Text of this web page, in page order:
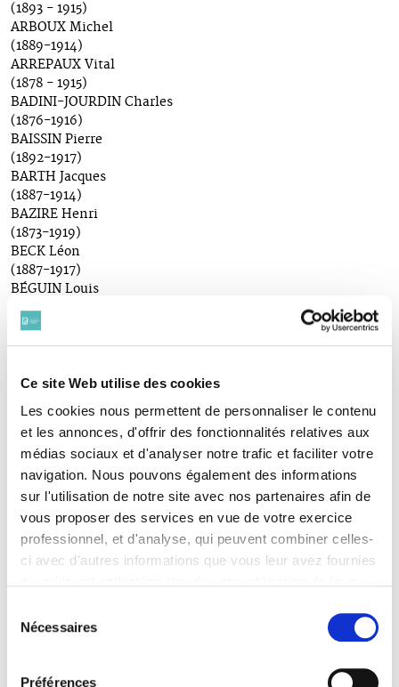
Ce site Web utilise des cookies
Les cookies nous permettent de personnaliser le contenu
et les annonces, d'offrir des fonctionnalités relatives aux
médias sociaux et d'analyser notre trafic et faciliter votre
navigation. Nous pouvons également des informations
sur l'utilisation de notre site avec nos partenaires afin de
vous proposer des services en vue de votre exercice
professionnel, et d'analyse, qui peuvent combiner celles-
ci avec d'autres informations que vous leur avez fournies
continuez à utiliser notre site Web.
Pour en savoir plus sur notre politique de traitement,
Nécessaires
Préférences
(1893 - 1915)
ARBOUX Michel
(1889-1914)
ARREPAUX Vital
(1878 - 1915)
BADINI-JOURDIN Charles
(1876-1916)
BAISSIN Pierre
(1892-1917)
BARTH Jacques
(1887-1914)
BAZIRE Henri
(1873-1919)
BECK Léon
(1887-1917)
BÉGUIN Louis
(1885 - 1918)
BÉNAC Jean
(1891 - 1914)
(1881-1916)
(1878-1914)
BEYNET-SAINT MARC Roger
(1881 - 1914)
BEZANCON Hector
(1879-1915)
BIZET Maurice
(1885-1914)
BLACHÈRE André
(1885-1914)
BLONDEL Pierre
(1887-1916)